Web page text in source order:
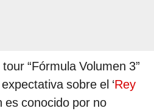
“Fórmula Volumen 3”
sobre el ‘Rey
es conocido por no